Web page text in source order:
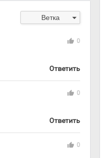
Ветка arrow_drop_down
thumb_up 0
Ответить
thumb_up 0
Ответить
thumb_up 0